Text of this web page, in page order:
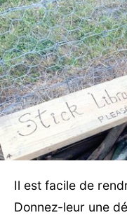
Il est facile de
Donnez-leur une